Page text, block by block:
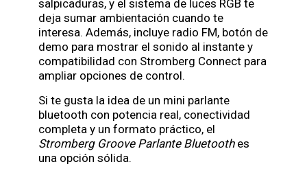
salpicaduras, y el sistema de luces RGB te
deja sumar ambientación cuando te
interesa. Además, incluye radio FM, botón de
demo para mostrar el sonido al instante y
compatibilidad con Stromberg Connect para
ampliar opciones de control.
Si te gusta la idea de un mini parlante
bluetooth con potencia real, conectividad
completa y un formato práctico, el
Stromberg Groove Parlante Bluetoothes
una opción sólida.